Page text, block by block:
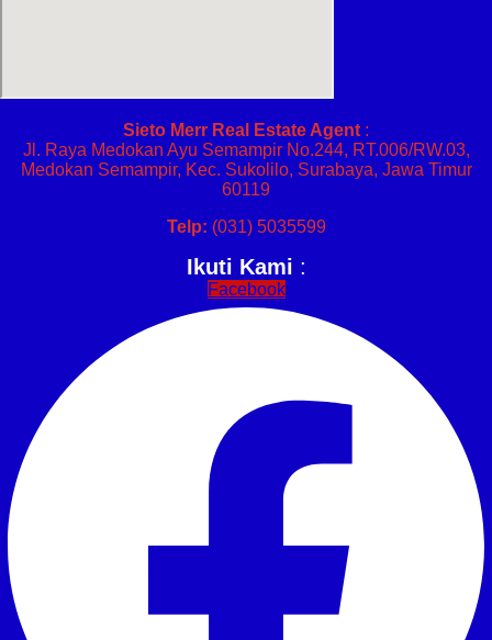
Sieto Merr Real Estate Agent :
Jl. Raya Medokan Ayu Semampir No.244, RT.006/RW.03,
Medokan Semampir, Kec. Sukolilo, Surabaya, Jawa Timur
60119
Telp: (031) 5035599
Ikuti Kami :
Facebook